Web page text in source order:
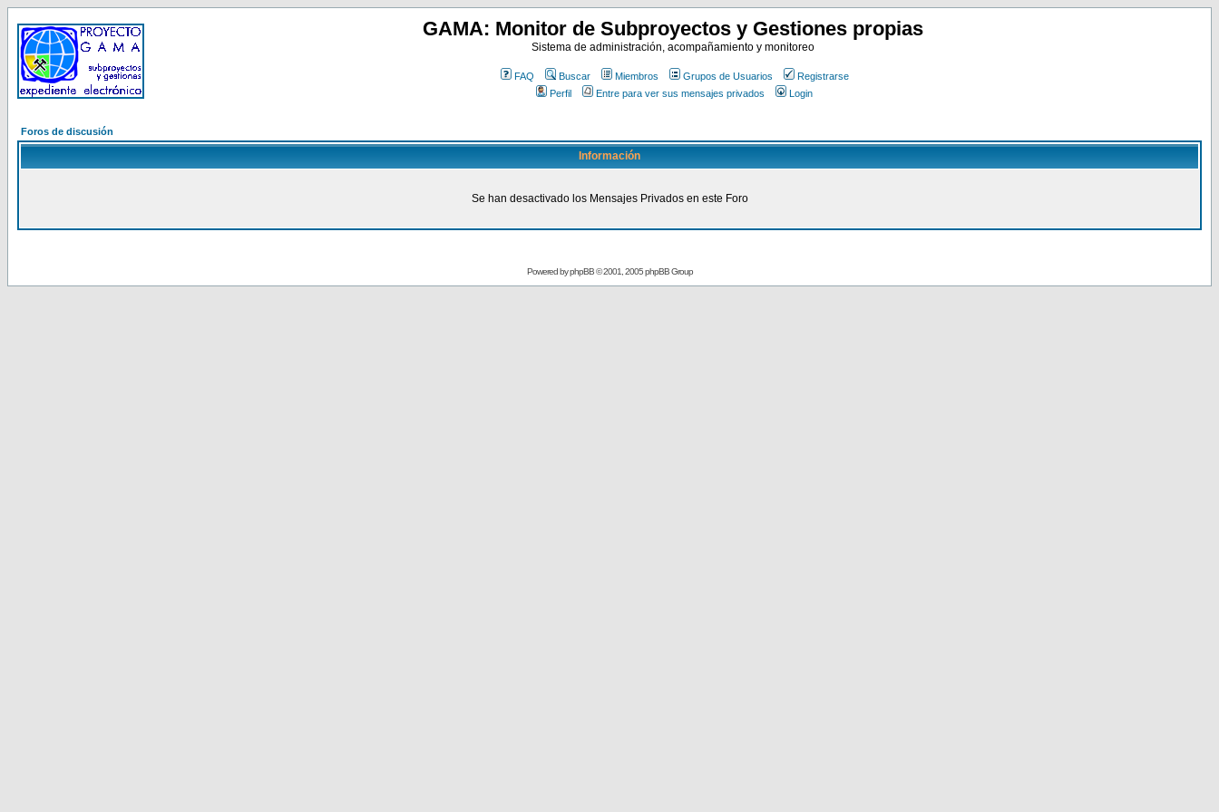
GAMA: Monitor de Subproyectos y Gestiones propias
Sistema de administración, acompañamiento y monitoreo
FAQ Buscar Miembros Grupos de Usuarios
Registrarse
Perfil
Entre para ver sus mensajes privados Login
Foros de discusión
Información
Se han desactivado los Mensajes Privados en este Foro
Powered byphpBB© 2001, 2005 phpBB Group